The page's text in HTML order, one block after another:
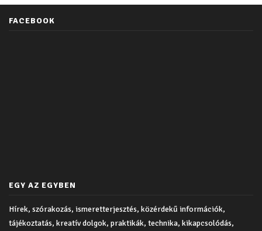
FACEBOOK
EGY AZ EGYBEN
Hírek, szórakozás, ismeretterjesztés, közérdekű információk,
tájékoztatás, kreatív dolgok, praktikák, technika, kikapcsolódás,